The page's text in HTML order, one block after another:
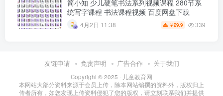
简小知 少儿硬笔书法系列视频课程 280节系
统写字课程 书法课程视频 百度网盘下载
4月2日 11:38 ￥29.9 339
友链申请 免责声明 广告合作 关于我们
Copyright © 2025 · 儿童教育网
本网站大部分资料来源于会员上传，除本网站编撰的资料外，版权归上
传者所有，如您发现上传资料侵犯了您的版权，请立刻联系我们并提供